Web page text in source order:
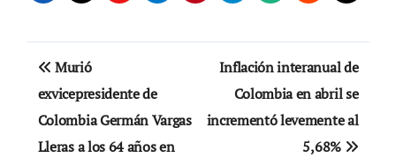
Navegación
de
entradas
Murió
exvicepresidente de
Colombia Germán Vargas
Lleras a los 64 años en
Inflación interanual de
Colombia en abril se
incrementó levemente al
5,68%